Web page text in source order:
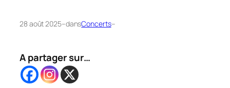
28 août 2025–dansConcerts–
A partager sur…